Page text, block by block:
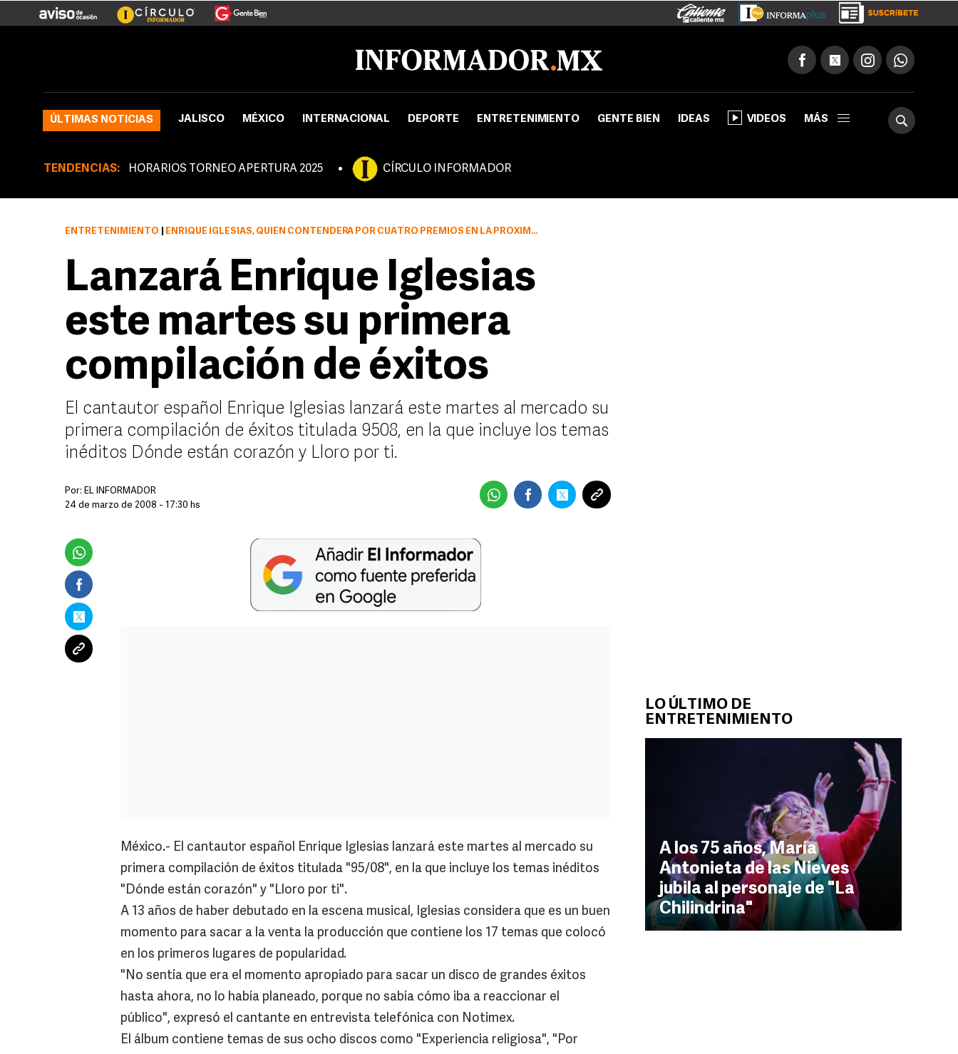
ÚLTIMAS NOTICIAS JALISCO MÉXICO INTERNACIONAL DEPORTE ENTRETENIMIENTO GENTE BIEN IDEAS VIDEOS MÁS
TENDENCIAS: HORARIOS TORNEO APERTURA 2025 CÍRCULO INFORMADOR
LO ÚLTIMO DE
ENTRETENIMIENTO
A los 75 años, María
Antonieta de las Nieves
jubila al personaje de "La
Chilindrina"
ENTRETENIMIENTO ENRIQUE IGLESIAS, QUIEN CONTENDERÁ POR CUATRO PREMIOS EN LA PRÓXIMA ENTREGA DE LOS PREMIOS BILLBOARD LATINO, EL 10 DE ABRIL EN HOLLYWOOD, LE ATRIBUYÓ SU ÉXITO A SUS CANCIONES Y SUS SEGUIDORES.
Lanzará Enrique Iglesias
este martes su primera
compilación de éxitos
El cantautor español Enrique Iglesias lanzará este martes al mercado su
primera compilación de éxitos titulada 9508, en la que incluye los temas
inéditos Dónde están corazón y Lloro por ti.
Por: EL INFORMADOR
24 de marzo de 2008 - 17:30 hs
México.- El cantautor español Enrique Iglesias lanzará este martes al mercado su
primera compilación de éxitos titulada "95/08", en la que incluye los temas inéditos
"Dónde están corazón" y "Lloro por ti".
A 13 años de haber debutado en la escena musical, Iglesias considera que es un buen
momento para sacar a la venta la producción que contiene los 17 temas que colocó
en los primeros lugares de popularidad.
"No sentía que era el momento apropiado para sacar un disco de grandes éxitos
hasta ahora, no lo había planeado, porque no sabía cómo iba a reaccionar el
público", expresó el cantante en entrevista telefónica con Notimex.
El álbum contiene temas de sus ocho discos como "Experiencia religiosa", "Por